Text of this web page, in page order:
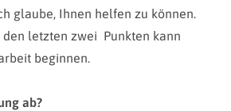
glaube, Ihnen helfen zu können.
den letzten zwei Punkten kann
beginnen.
ab?